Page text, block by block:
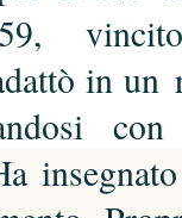
in un